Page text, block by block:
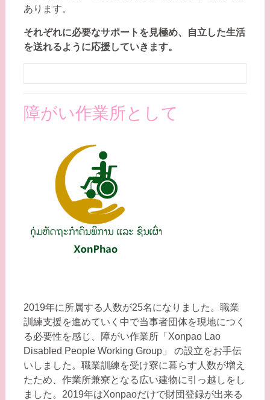
あります。
それぞれに必要なサポートを見極め、自立した生活
を送れるように応援していきます。
障がい作業所として
2019年に所属する人数が25名になりました。職業
訓練支援を進めていく中で当事者団体を現地につく
る必要性を感じ、障がい作業所「Xonpao Lao
Disabled People Working Group」 の設立をお手伝
いしました。職業訓練を受け寮に暮らす人数が増え
たため、作業所兼寮となる広い建物に引っ越しをし
ました。2019年はXonpaoだけで財団登録が出来る